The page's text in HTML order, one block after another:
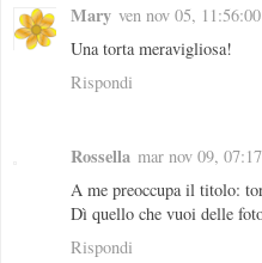
Mary ven nov 05,
Una torta meravigliosa!
Rispondi
Rossella mar nov 09,
A me preoccupa il titolo:
Dì quello che vuoi delle
Rispondi